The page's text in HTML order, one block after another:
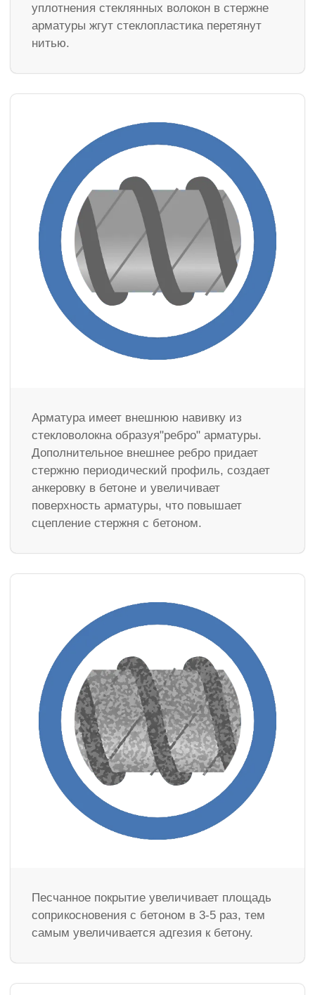
уплотнения стеклянных волокон в стержне
арматуры жгут стеклопластика перетянут
нитью.
Арматура имеет внешнюю навивку из
стекловолокна образуя"ребро" арматуры.
Дополнительное внешнее ребро придает
стержню периодический профиль, создает
анкеровку в бетоне и увеличивает
поверхность арматуры, что повышает
сцепление стержня с бетоном.
Песчанное покрытие увеличивает площадь
соприкосновения с бетоном в 3-5 раз, тем
самым увеличивается адгезия к бетону.